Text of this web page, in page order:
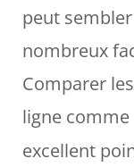
peut
nombreux
Comparer
ligne comme
excellent